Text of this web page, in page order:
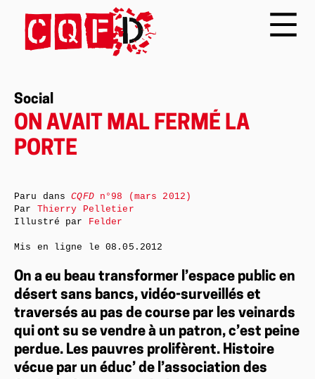
Social
ON AVAIT MAL FERMÉ LA
PORTE
On a eu beau transformer l’espace public en
désert sans bancs, vidéo-surveillés et
traversés au pas de course par les veinards
qui ont su se vendre à un patron, c’est peine
perdue. Les pauvres prolifèrent. Histoire
vécue par un éduc’ de l’association des
Paru dansCQFDn°98 (mars 2012)
Par Thierry Pelletier
Illustré par Felder
Mis en ligne le08.05.2012